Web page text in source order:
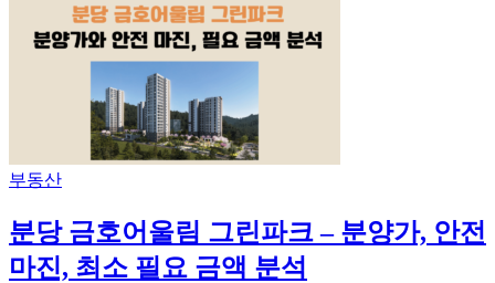
부동산
분당 금호어울림 그린파크 – 분양가, 안전
마진, 최소 필요 금액 분석